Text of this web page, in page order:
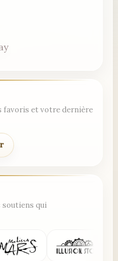
favoris et votre dernière
soutiens qui